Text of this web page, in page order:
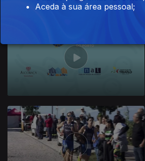
Aceda à sua área pessoal;